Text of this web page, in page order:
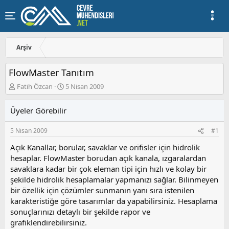
Arşiv
FlowMaster Tanıtım
K
o
u
y
u
a
ş
l
a
t
a
n
Fatih Özcan
B
a
l
a
ı
ç
t
a
r
i
h
i
5 Nisan 2009
Üyeler Görebilir
5 Nisan 2009 #1
Açık Kanallar, borular, savaklar ve orifisler için hidrolik
hesaplar. FlowMaster borudan açık kanala, ızgaralardan
savaklara kadar bir çok eleman tipi için hızlı ve kolay bir
şekilde hidrolik hesaplamalar yapmanızı sağlar. Bilinmeyen
bir özellik için çözümler sunmanın yanı sıra istenilen
karakteristiğe göre tasarımlar da yapabilirsiniz. Hesaplama
sonuçlarınızı detaylı bir şekilde rapor ve
grafiklendirebilirsiniz.